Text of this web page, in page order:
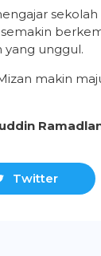
yang unggul.
makin
Twitter